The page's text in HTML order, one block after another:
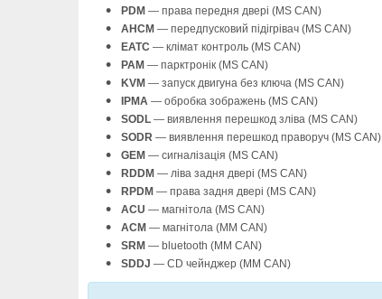
PDM — права передня двері (MS CAN)
AHCM — передпусковий підігрівач (MS CAN)
EATC — клімат контроль (MS CAN)
PAM — парктронік (MS CAN)
KVM — запуск двигуна без ключа (MS CAN)
IPMA — обробка зображень (MS CAN)
SODL — виявлення перешкод зліва (MS CAN)
SODR — виявлення перешкод праворуч (MS CAN)
GEM — сигналізація (MS CAN)
RDDM — ліва задня двері (MS CAN)
RPDM — права задня двері (MS CAN)
ACU — магнітола (MS CAN)
ACM — магнітола (MM CAN)
SRM — bluetooth (MM CAN)
SDDJ — CD чейнджер (MM CAN)